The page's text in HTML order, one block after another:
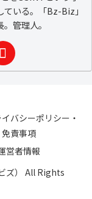
いる。「Bz-Biz」
管理人。
バシーポリシー・
免責事項
営者情報
ズ） All Rights